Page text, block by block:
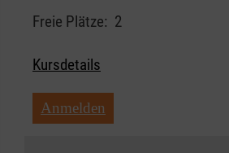
Freie Plätze: 2
Kursdetails
Anmelden